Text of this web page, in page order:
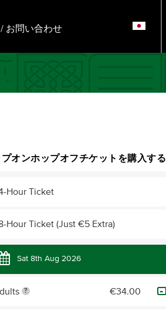
お問い合わせ
オンホップオフチケットを購入する
Hour Ticket
Hour Ticket (Just €5 Extra)
? €34.00